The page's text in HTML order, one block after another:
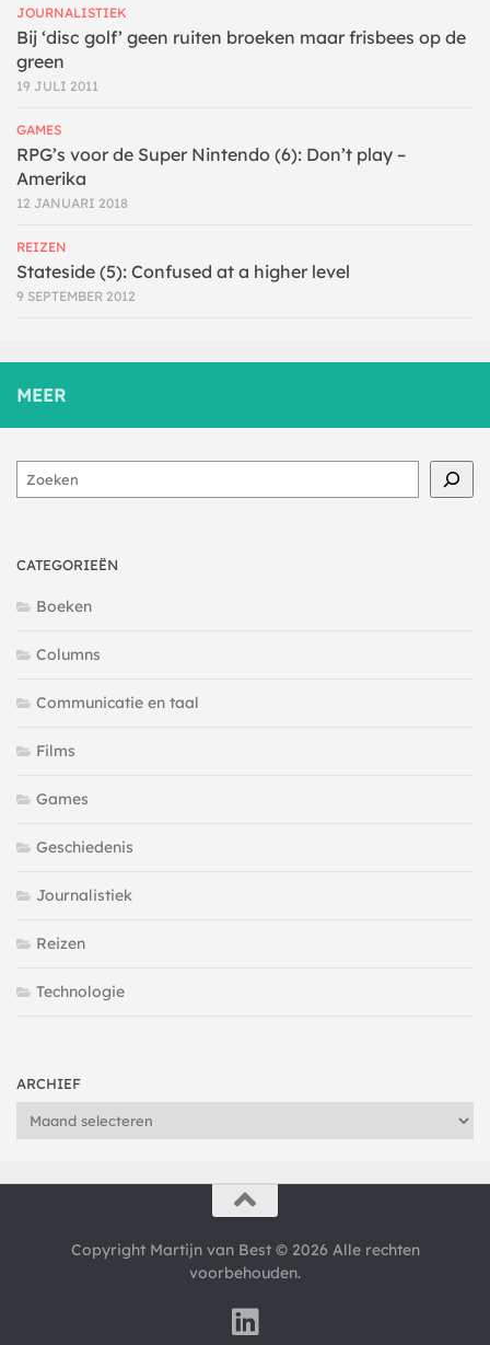
JOURNALISTIEK
Bij ‘disc golf’ geen ruiten broeken maar frisbees op de
green
19 JULI 2011
GAMES
RPG’s voor de Super Nintendo (6): Don’t play –
Amerika
12 JANUARI 2018
REIZEN
Stateside (5): Confused at a higher level
9 SEPTEMBER 2012
MEER
Zoeken
CATEGORIEËN
Boeken
Columns
Communicatie en taal
Films
Games
Geschiedenis
Journalistiek
Reizen
Technologie
ARCHIEF
Archief
Copyright Martijn van Best © 2026 Alle rechten
voorbehouden.